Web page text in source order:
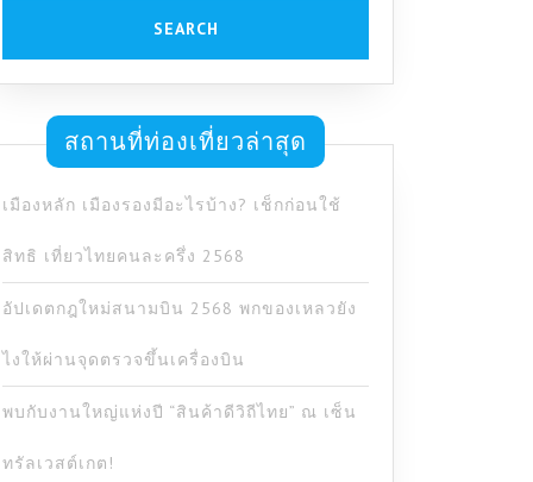
สถานที่ท่องเที่ยวล่าสุด
เมืองหลัก เมืองรองมีอะไรบ้าง? เช็กก่อนใช้
สิทธิ เที่ยวไทยคนละครึ่ง 2568
อัปเดตกฎใหม่สนามบิน 2568 พกของเหลวยัง
ไงให้ผ่านจุดตรวจขึ้นเครื่องบิน
พบกับงานใหญ่แห่งปี “สินค้าดีวิถีไทย” ณ เซ็น
ทรัลเวสต์เกต!